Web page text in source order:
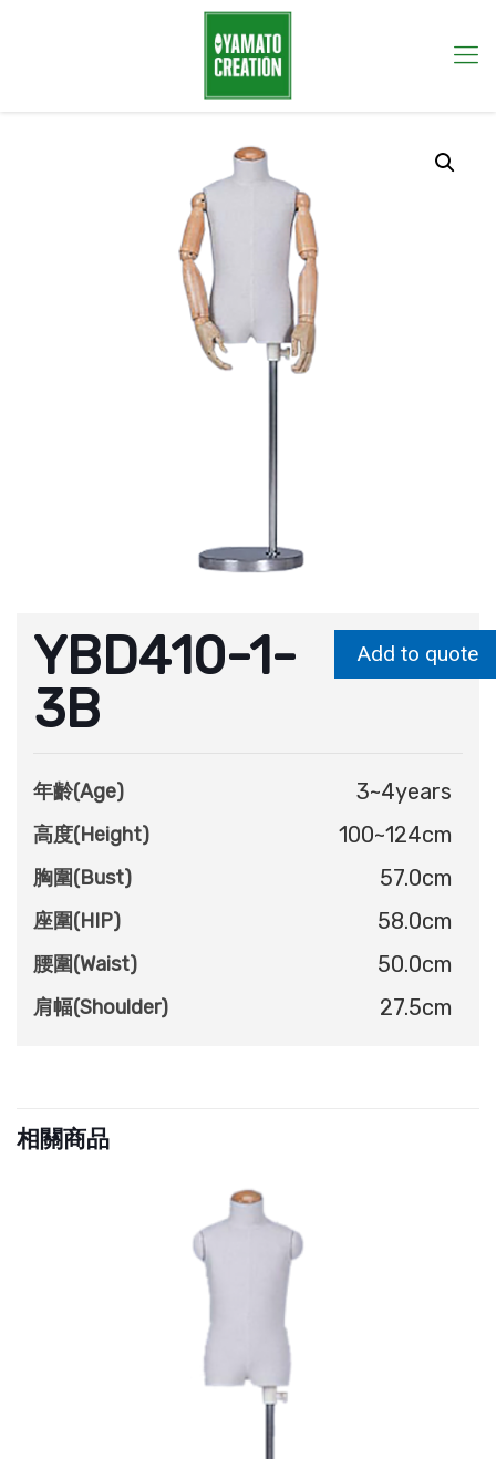
YBD410-1-
3B
Add to quote
年齡(Age) 3~4years
高度(Height) 100~124cm
胸圍(Bust) 57.0cm
座圍(HIP) 58.0cm
腰圍(Waist) 50.0cm
肩幅(Shoulder) 27.5cm
相關商品